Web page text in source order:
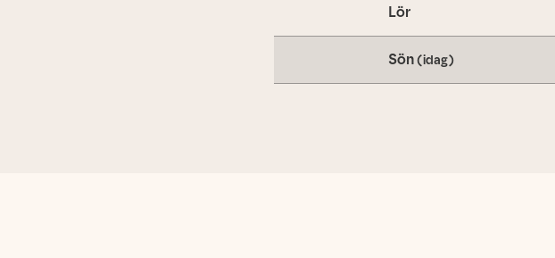
Lör
Sön(idag)